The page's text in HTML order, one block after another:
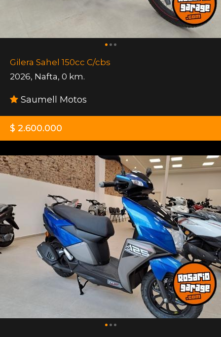
Gilera Sahel 150cc C/cbs
2026, Nafta, 0 km.
Saumell Motos
$ 2.600.000